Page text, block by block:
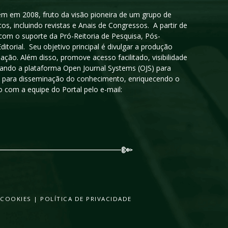
em 2008, fruto da visão pioneira de um grupo de
incluindo revistas e Anais de Congressos. A partir de
o suporte da Pró-Reitoria de Pesquisa, Pós-
Seu objetivo principal é divulgar a produção
Além disso, promove acesso facilitado, visibilidade
a plataforma Open Journal Systems (OJS) para
disseminação do conhecimento, enriquecendo o
a equipe do Portal pelo e-mail:
| POLÍTICA DE PRIVACIDADE